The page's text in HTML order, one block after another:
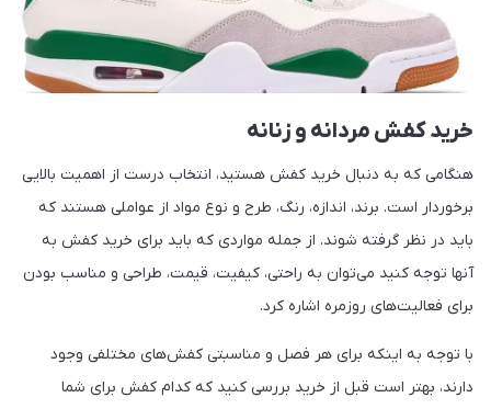
خرید کفش مردانه و زنانه
هنگامی که به دنبال خرید کفش هستید، انتخاب درست از اهمیت بالایی
برخوردار است. برند، اندازه، رنگ، طرح و نوع مواد از عواملی هستند که
باید در نظر گرفته شوند. از جمله مواردی که باید برای خرید کفش به
آنها توجه کنید می‌توان به راحتی، کیفیت، قیمت، طراحی و مناسب بودن
برای فعالیت‌های روزمره اشاره کرد.
با توجه به اینکه برای هر فصل و مناسبتی کفش‌های مختلفی وجود
دارند، بهتر است قبل از خرید بررسی کنید که کدام کفش برای شما